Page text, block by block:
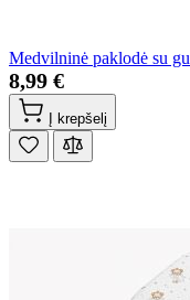
Medvilninė paklodė su
8,99 €
Į krepšelį